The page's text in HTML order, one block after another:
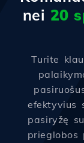
nei 20
Turite
efektyvius
pasiryžę
prieglobos